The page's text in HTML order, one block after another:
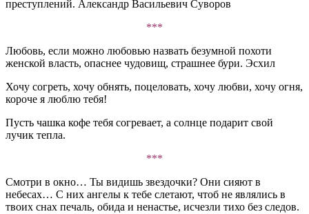
преступлений. Александр Васильевич Суворов
***
Любовь, если можно любовью назвать безумной похоти
женской власть, опаснее чудовищ, страшнее бури. Эсхил
Хочу согреть, хочу обнять, поцеловать, хочу любви, хочу огня,
короче я люблю тебя!
Пусть чашка кофе тебя согревает, а солнце подарит свой
лучик тепла.
***
Смотри в окно… Ты видишь звездочки? Они сияют в
небесах… С них ангелы к тебе слетают, чтоб не являлись в
твоих снах печаль, обида и ненастье, исчезли тихо без следов.